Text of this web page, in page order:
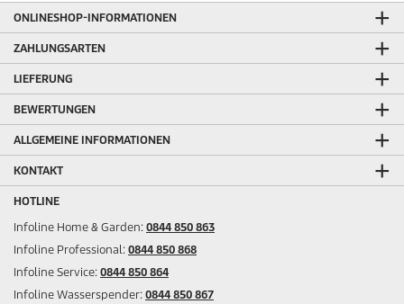
ONLINESHOP-INFORMATIONEN
ZAHLUNGSARTEN
LIEFERUNG
BEWERTUNGEN
ALLGEMEINE INFORMATIONEN
KONTAKT
HOTLINE
Infoline Home & Garden: 0844 850 863
Infoline Professional: 0844 850 868
Infoline Service: 0844 850 864
Infoline Wasserspender: 0844 850 867